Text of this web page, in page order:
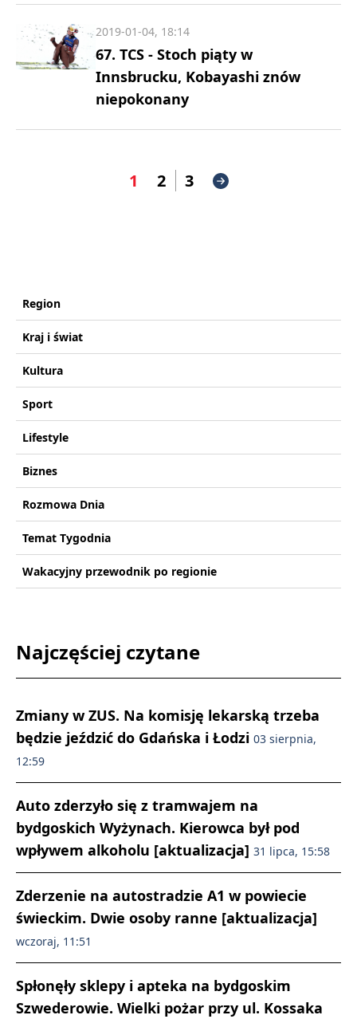
67. TCS - Stoch piąty w
Innsbrucku, Kobayashi znów
niepokonany
2019-01-04, 18:14
1 2 3
Region
Kraj i świat
Kultura
Sport
Lifestyle
Biznes
Rozmowa Dnia
Temat Tygodnia
Wakacyjny przewodnik po regionie
Najczęściej czytane
Zmiany w ZUS. Na komisję lekarską trzeba
będzie jeździć do Gdańska i Łodzi 03 sierpnia,
12:59
Auto zderzyło się z tramwajem na
bydgoskich Wyżynach. Kierowca był pod
wpływem alkoholu [aktualizacja] 31 lipca, 15:58
Zderzenie na autostradzie A1 w powiecie
świeckim. Dwie osoby ranne [aktualizacja]
wczoraj, 11:51
Spłonęły sklepy i apteka na bydgoskim
Szwederowie. Wielki pożar przy ul. Kossaka